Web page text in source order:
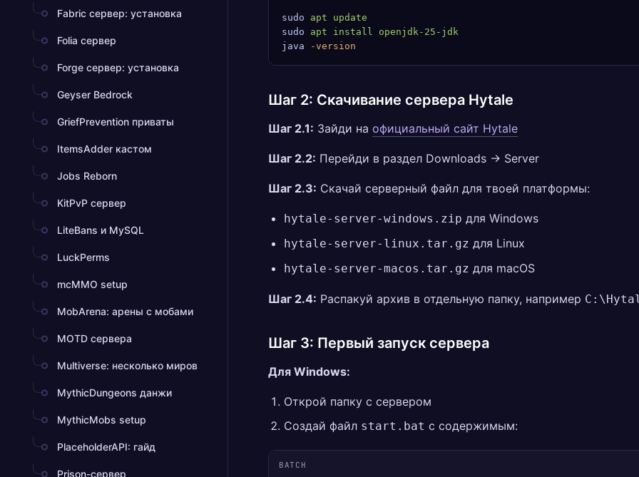
Fabric сервер: установка
Folia сервер
Forge сервер: установка
Geyser Bedrock
GriefPrevention приваты
ItemsAdder кастом
Jobs Reborn
KitPvP сервер
LiteBans и MySQL
LuckPerms
mcMMO setup
MobArena: арены с мобами
MOTD сервера
Multiverse: несколько миров
MythicDungeons данжи
MythicMobs setup
PlaceholderAPI: гайд
Prison-сервер
sudo apt update
sudo apt install openjdk-25-jdk
java -version
Шаг 2: Скачивание сервера Hytale
Шаг 2.1: Зайди на официальный сайт Hytale
Шаг 2.2: Перейди в раздел Downloads → Server
Шаг 2.3: Скачай серверный файл для твоей платформы:
hytale-server-windows.zip для Windows
hytale-server-linux.tar.gz для Linux
hytale-server-macos.tar.gz для macOS
Шаг 2.4: Распакуй архив в отдельную папку, например
Шаг 3: Первый запуск сервера
Для Windows:
Открой папку с сервером
Создай файл start.bat с содержимым:
BATCH